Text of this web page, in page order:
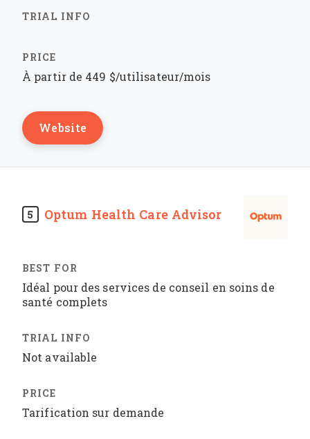
À partir de 449 $/utilisateur/mois
Website
5 Optum Health Care Advisor
Idéal pour des services de conseil en soins de
santé complets
Not available
Tarification sur demande